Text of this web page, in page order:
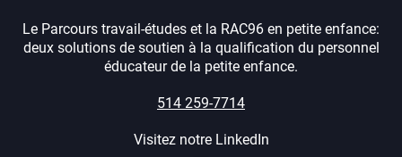
Le Parcours travail-études et la RAC96 en petite enfance:
deux solutions de soutien à la qualification du personnel
éducateur de la petite enfance.
514 259-7714
Visitez notre LinkedIn